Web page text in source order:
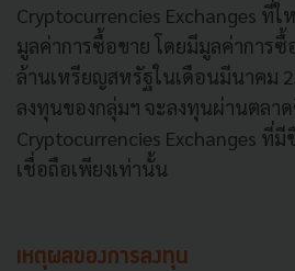
Cryptocurrencies Exchanges ที่
มูลค่าการซื้อขาย โดยมีมูลค่าการซื้
ล้านเหรียญสหรัฐในเดือนมีนาคม
ลงทุนของกลุ่มฯ จะลงทุนผ่านตลา
Cryptocurrencies Exchanges ที่
เชื่อถือเพียงเท่านั้น
เหตุผลของการลงทุน